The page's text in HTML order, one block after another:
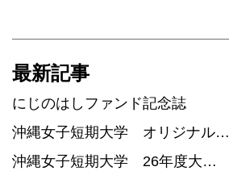
最新記事
にじのはしファンド記念誌
沖縄女子短期大学 オリジナル…
沖縄女子短期大学 26年度大…